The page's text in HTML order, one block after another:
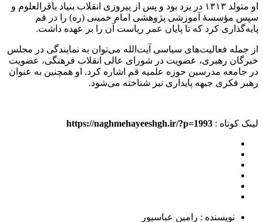
او متولد ۱۳۱۳ در یزد بود و پس از پیروزی انقلاب بنیاد باقرالعلوم و
سپس مؤسسهٔ آموزشی پژوهشی امام خمینی (ره) را در قم
پایه‌گذاری کرد که تا پایان عمر ریاست آن را بر عهده داشت.
از جمله فعالیت‌های سیاسی آیت‌الله می‌توان به نمایندگی در مجلس
خبرگان رهبری، عضویت در شورای عالی انقلاب فرهنگی، عضویت
در جامعه مدرسین حوزه علمیه قم اشاره کرد. او همچنین به عنوان
رهبر فکری جبهه پایداری نیز شناخته می‌شود.
لینک کوتاه : https://naghmehayeeshgh.ir/?p=1993
نویسنده : رامین عباسپور